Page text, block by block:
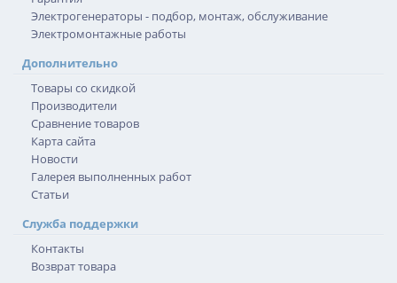
Электрогенераторы - подбор, монтаж, обслуживание
Электромонтажные работы
Дополнительно
Товары со скидкой
Производители
Сравнение товаров
Карта сайта
Новости
Галерея выполненных работ
Статьи
Служба поддержки
Контакты
Возврат товара